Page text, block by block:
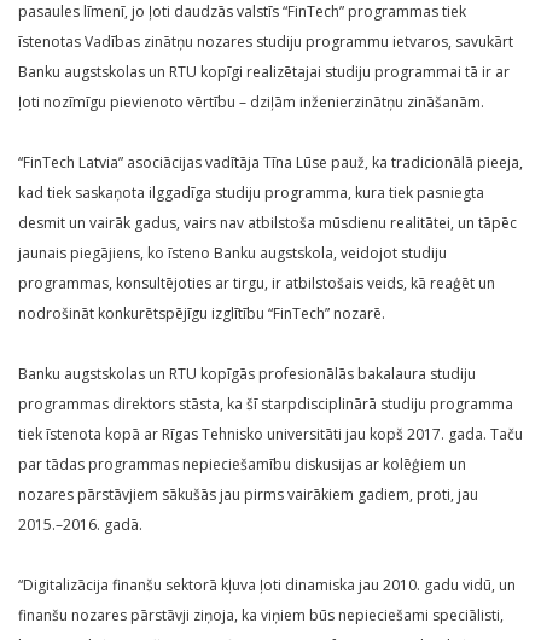
pasaules līmenī, jo ļoti daudzās valstīs “FinTech” programmas tiek
īstenotas Vadības zinātņu nozares studiju programmu ietvaros, savukārt
Banku augstskolas un RTU kopīgi realizētajai studiju programmai tā ir ar
ļoti nozīmīgu pievienoto vērtību – dziļām inženierzinātņu zināšanām.
“FinTech Latvia” asociācijas vadītāja Tīna Lūse pauž, ka tradicionālā pieeja,
kad tiek saskaņota ilggadīga studiju programma, kura tiek pasniegta
desmit un vairāk gadus, vairs nav atbilstoša mūsdienu realitātei, un tāpēc
jaunais piegājiens, ko īsteno Banku augstskola, veidojot studiju
programmas, konsultējoties ar tirgu, ir atbilstošais veids, kā reaģēt un
nodrošināt konkurētspējīgu izglītību “FinTech” nozarē.
Banku augstskolas un RTU kopīgās profesionālās bakalaura studiju
programmas direktors stāsta, ka šī starpdisciplinārā studiju programma
tiek īstenota kopā ar Rīgas Tehnisko universitāti jau kopš 2017. gada. Taču
par tādas programmas nepieciešamību diskusijas ar kolēģiem un
nozares pārstāvjiem sākušās jau pirms vairākiem gadiem, proti, jau
2015.–2016. gadā.
“Digitalizācija finanšu sektorā kļuva ļoti dinamiska jau 2010. gadu vidū, un
finanšu nozares pārstāvji ziņoja, ka viņiem būs nepieciešami speciālisti,